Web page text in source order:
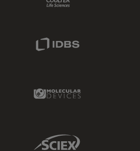
Molecular Devices Link
Sciex Link